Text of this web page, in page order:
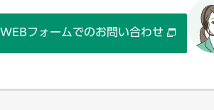
WEBフォームでのお問い合わせ